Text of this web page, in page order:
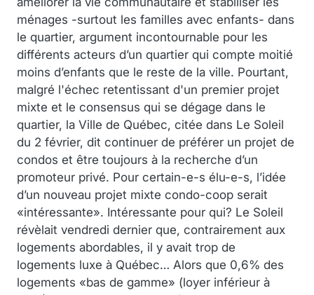
ménages -surtout les familles avec enfants- dans
le quartier, argument incontournable pour les
différents acteurs d’un quartier qui compte moitié
moins d’enfants que le reste de la ville. Pourtant,
malgré l'échec retentissant d'un premier projet
mixte et le consensus qui se dégage dans le
quartier, la Ville de Québec, citée dans Le Soleil
du 2 février, dit continuer de préférer un projet de
condos et être toujours à la recherche d’un
promoteur privé. Pour certain-e-s élu-e-s, l’idée
d’un nouveau projet mixte condo-coop serait
«intéressante». Intéressante pour qui? Le Soleil
révèlait vendredi dernier que, contrairement aux
logements abordables, il y avait trop de
logements luxe à Québec… Alors que 0,6% des
logements «bas de gamme» (loyer inférieur à